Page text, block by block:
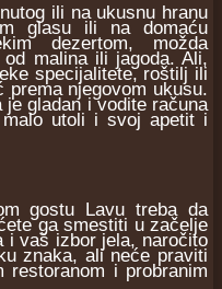
ili na ukusnu hranu
glasu ili na domaću
dezertom, možda
malina ili jagoda. Ali,
specijalitete, roštilj ili
njegovom ukusu.
gladan i vodite računa
utoli i svoj apetit i
gostu Lavu treba da
ga smestiti u začelje
i vaš izbor jela, naročito
znaka, ali neće praviti
i probranim